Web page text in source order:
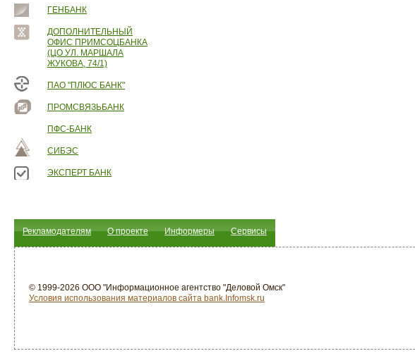
ГЕНБАНК
ДОПОЛНИТЕЛЬНЫЙ
ОФИС ПРИМСОЦБАНКА
(ЦО УЛ. МАРШАЛА
ЖУКОВА, 74/1)
ПАО "ПЛЮС БАНК"
ПРОМСВЯЗЬБАНК
ПФС-БАНК
СИБЭС
ЭКСПЕРТ БАНК
Рекламодателям О проекте Информеры Сервисы
© 1999-2026 ООО "Информационное агентство "Деловой Омск"
Условия использования материалов сайта bank.Infomsk.ru